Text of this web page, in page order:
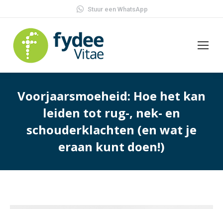
Stuur een WhatsApp
Voorjaarsmoeheid: Hoe het kan
leiden tot rug-, nek- en
schouderklachten (en wat je
eraan kunt doen!)